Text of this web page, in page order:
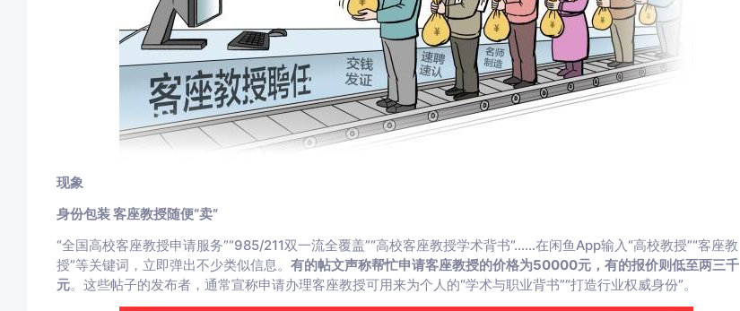
现象
身份包装 客座教授随便“卖”
“全国高校客座教授申请服务”“985/211双一流全覆盖”“高校客座教授学术背书”……在闲鱼App输入“高校教授”“客座教
授”等关键词，立即弹出不少类似信息。 有的帖文声称帮忙申请客座教授的价格为50000元，有的报价则低至两三千
元。这些帖子的发布者，通常宣称申请办理客座教授可用来为个人的“学术与职业背书”“打造行业权威身份”。